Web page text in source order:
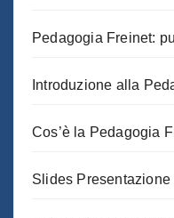
Pedagogia Freinet:
Introduzione alla
Cos’è la Pedagogia
Slides